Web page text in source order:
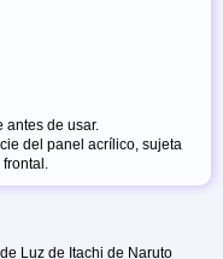
de usar.
del panel acrílico, sujeta
Luz de Itachi de Naruto